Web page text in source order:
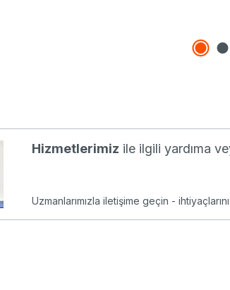
Hizmetlerimiz ile ilgili yardıma
Uzmanlarımızla iletişime geçin -